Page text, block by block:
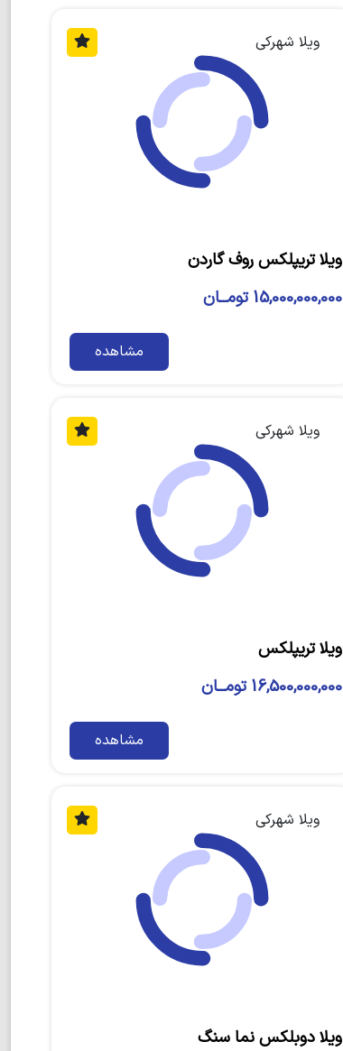
ویلا شهرکی
ویلا تریپلکس روف گاردن
15,000,000,000 تومــان
مشاهده
ویلا شهرکی
ویلا تریپلکس
16,500,000,000 تومــان
مشاهده
ویلا شهرکی
ویلا دوبلکس نما سنگ